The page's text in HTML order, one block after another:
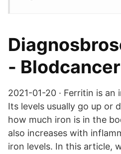
-
2021-01-20 · Ferritin is
Its levels usually go up or
how much iron is in the
also increases with
iron levels. In this article,